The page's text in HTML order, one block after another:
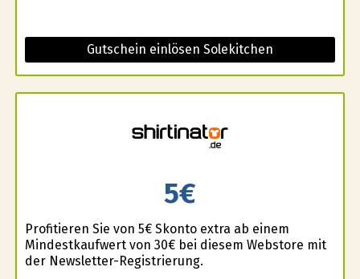
Gutschein einlösen Solekitchen
5€
Profitieren Sie von 5€ Skonto extra ab einem
Mindestkaufwert von 30€ bei diesem Webstore mit
der Newsletter-Registrierung.